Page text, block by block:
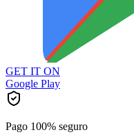
GET IT ON
Google Play
Pago 100% seguro